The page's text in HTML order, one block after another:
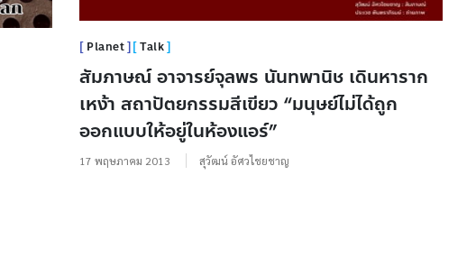
Planet Talk
สัมภาษณ์ อาจารย์จุลพร นันทพานิช เดินหาราก
เหง้า สถาปัตยกรรมสีเขียว “มนุษย์ไม่ได้ถูก
ออกแบบให้อยู่ในห้องแอร์”
17 พฤษภาคม 2013 สุวัฒน์ อัศวไชยชาญ